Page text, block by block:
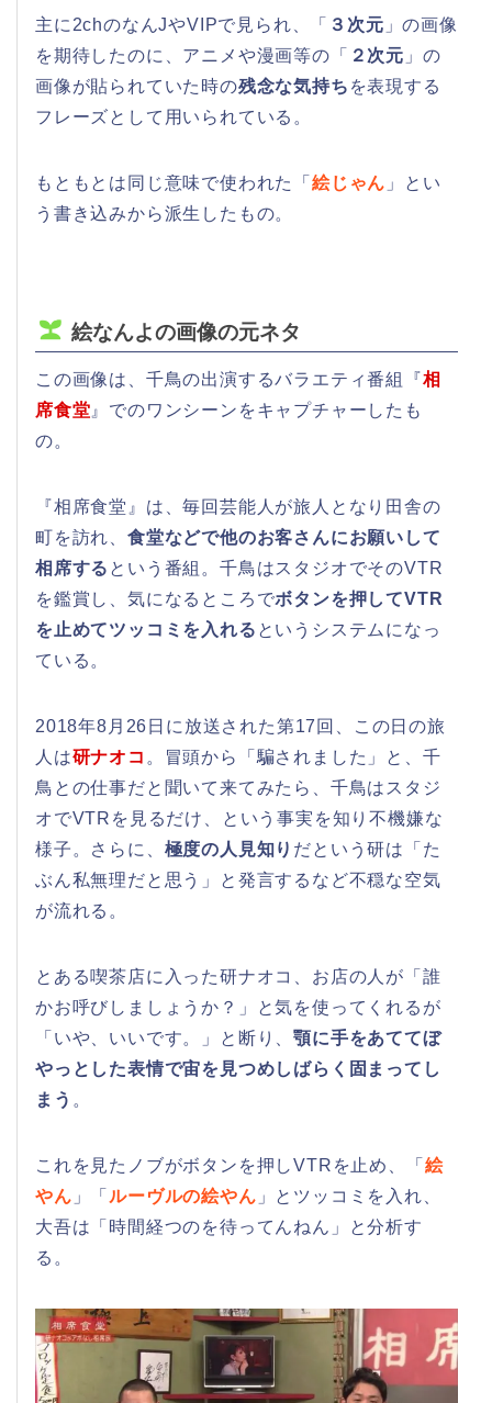
主に2chのなんJやVIPで見られ、「 ３次元 」の画像
を期待したのに、アニメや漫画等の「
２次元 」の
画像が貼られていた時の残念な気持ち を表現する
フレーズとして用いられている。
もともとは同じ意味で使われた「絵じゃん 」とい
う書き込みから派生したもの。
絵なんよの画像の元ネタ
この画像は、千鳥の出演するバラエティ番組『相
席食堂 』でのワンシーンをキャプチャーしたも
の。
『相席食堂』は、毎回芸能人が旅人となり田舎の
町を訪れ、 食堂などで他のお客さんにお願いして
相席する という番組。千鳥はスタジオでそのVTR
を鑑賞し、気になるところでボタンを押してVTR
を止めてツッコミを入れる というシステムになっ
ている。
2018年8月26日に放送された第17回、この日の旅
人は研ナオコ 。冒頭から「騙されました」と、千
鳥との仕事だと聞いて来てみたら、千鳥はスタジ
オでVTRを見るだけ、という事実を知り不機嫌な
様子。さらに、 極度の人見知り だという研は「た
ぶん私無理だと思う」と発言するなど不穏な空気
が流れる。
とある喫茶店に入った研ナオコ、お店の人が「誰
かお呼びしましょうか？」と気を使ってくれるが
「いや、いいです。」と断り、顎に手をあててぼ
やっとした表情で宙を見つめしばらく固まってし
まう 。
これを見たノブがボタンを押しVTRを止め、「 絵
やん 」「 ルーヴルの絵やん 」とツッコミを入れ、
大吾は「時間経つのを待ってんねん」と分析す
る。